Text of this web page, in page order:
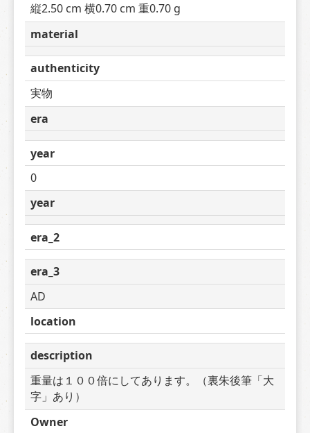
縦2.50 cm 横0.70 cm 重0.70 g
material
authenticity
実物
era
year
0
year
era_2
era_3
AD
location
description
重量は１００倍にしてあります。（裏朱後筆「大
字」あり）
Owner